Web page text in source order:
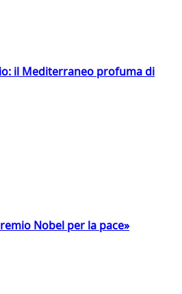
il Mediterraneo profuma di
Nobel per la pace»